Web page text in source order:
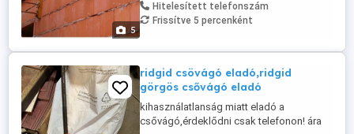
5
Hitelesített telefonszám
Frissítve 5 percenként
ridgid csövágó eladó,ridgid
görgös csővágó eladó
kihasználatlanság miatt eladó a
csővágó,érdeklődni csak telefonon! ára